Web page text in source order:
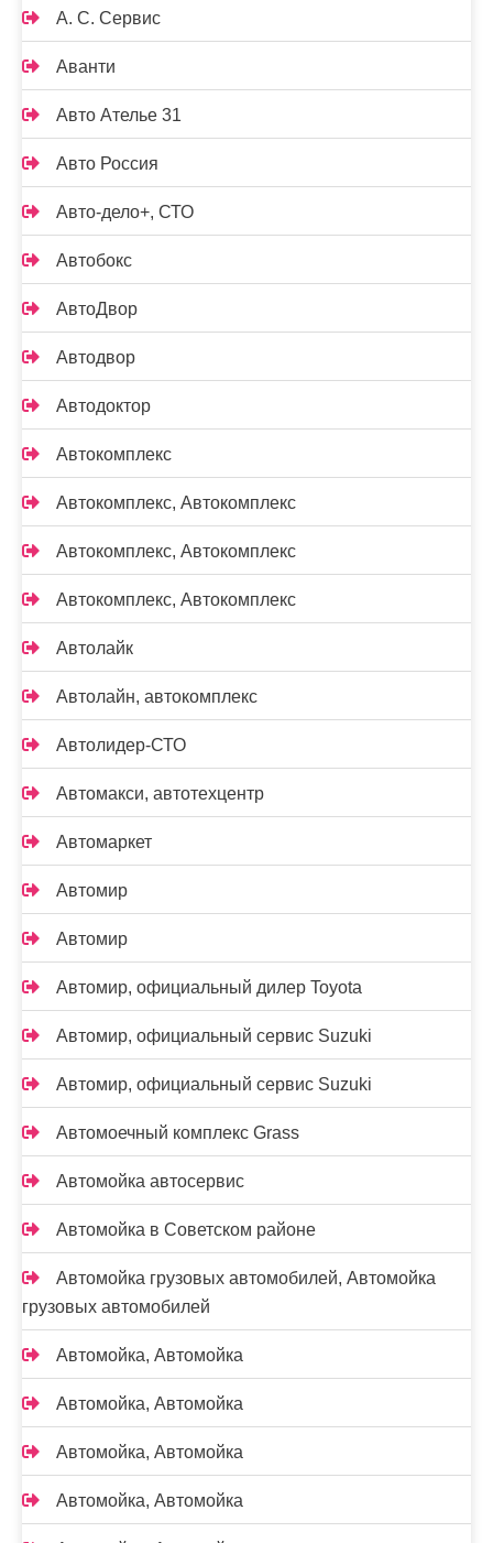
А. С. Сервис
Аванти
Авто Ателье 31
Авто Россия
Авто-дело+, СТО
Автобокс
АвтоДвор
Автодвор
Автодоктор
Автокомплекс
Автокомплекс, Автокомплекс
Автокомплекс, Автокомплекс
Автокомплекс, Автокомплекс
Автолайк
Автолайн, автокомплекс
Автолидер-СТО
Автомакси, автотехцентр
Автомаркет
Автомир
Автомир
Автомир, официальный дилер Toyota
Автомир, официальный сервис Suzuki
Автомир, официальный сервис Suzuki
Автомоечный комплекс Grass
Автомойка автосервис
Автомойка в Советском районе
Автомойка грузовых автомобилей, Автомойка
грузовых автомобилей
Автомойка, Автомойка
Автомойка, Автомойка
Автомойка, Автомойка
Автомойка, Автомойка